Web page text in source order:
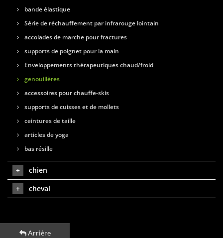
bande élastique
Série de réchauffement par infrarouge lointain
accolades de marche pour fractures
supports de poignet pour la main
Enveloppements thérapeutiques chaud/froid
genouillères
accessoires pour chauffe-skis
supports de cuisses et de mollets
ceintures de taille
articles de yoga
bas résille
chien
cheval
Arrière